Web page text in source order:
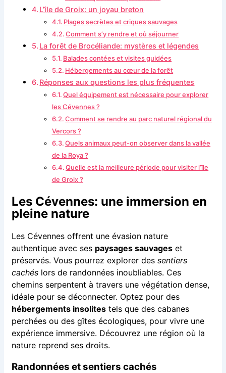
L’île de Groix: un joyau breton
Plages secrètes et criques sauvages
Comment s’y rendre et où séjourner
La forêt de Brocéliande: mystères et légendes
Balades contées et visites guidées
Hébergements au cœur de la forêt
Réponses aux questions les plus fréquentes
Quel équipement est nécessaire pour explorer
les Cévennes ?
Comment se rendre au parc naturel régional du
Vercors ?
Quels animaux peut-on observer dans la vallée
de la Roya ?
Quelle est la meilleure période pour visiter l’île
de Groix ?
Les Cévennes: une immersion en
pleine nature
Les Cévennes offrent une évasion nature
authentique avec ses paysages sauvageset
préservés. Vous pourrez explorer des sentiers
cachéslors de randonnées inoubliables. Ces
chemins serpentent à travers une végétation dense,
idéale pour se déconnecter. Optez pour des
hébergements insolitestels que des cabanes
perchées ou des gîtes écologiques, pour vivre une
expérience immersive. Découvrez une région où la
nature reprend ses droits.
Randonnées et sentiers cachés